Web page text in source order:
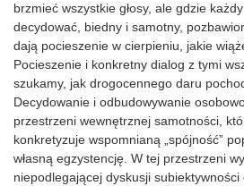
brzmieć wszystkie głosy, ale gdzie
decydować, biedny i samotny,
dają pocieszenie w cierpieniu, jakie
Pocieszenie i konkretny dialog z tymi
szukamy, jak drogocennego daru
Decydowanie i odbudowywanie
przestrzeni wewnętrznej samotności,
konkretyzuje wspomnianą „spójność”
własną egzystencję. W tej przestrzeni
niepodlegającej dyskusji